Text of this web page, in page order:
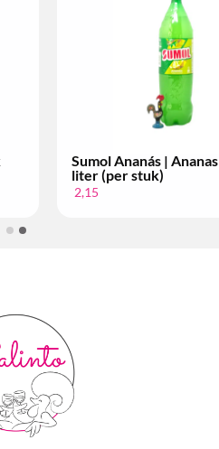
Laranja | Sinaasappel
33cl (6 stuks)